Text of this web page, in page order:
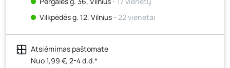
Vilkpėdės g. 12, Vilnius - 22 vienetai
Ateities g. 15, Vilnius- 28 vienetai
Kauno r., Narsiečių k., Vytauto g. 183, Kaunas
vienetai
Atsiėmimas paštomate
Nuo 1,99 €, 2-4 d.d.*